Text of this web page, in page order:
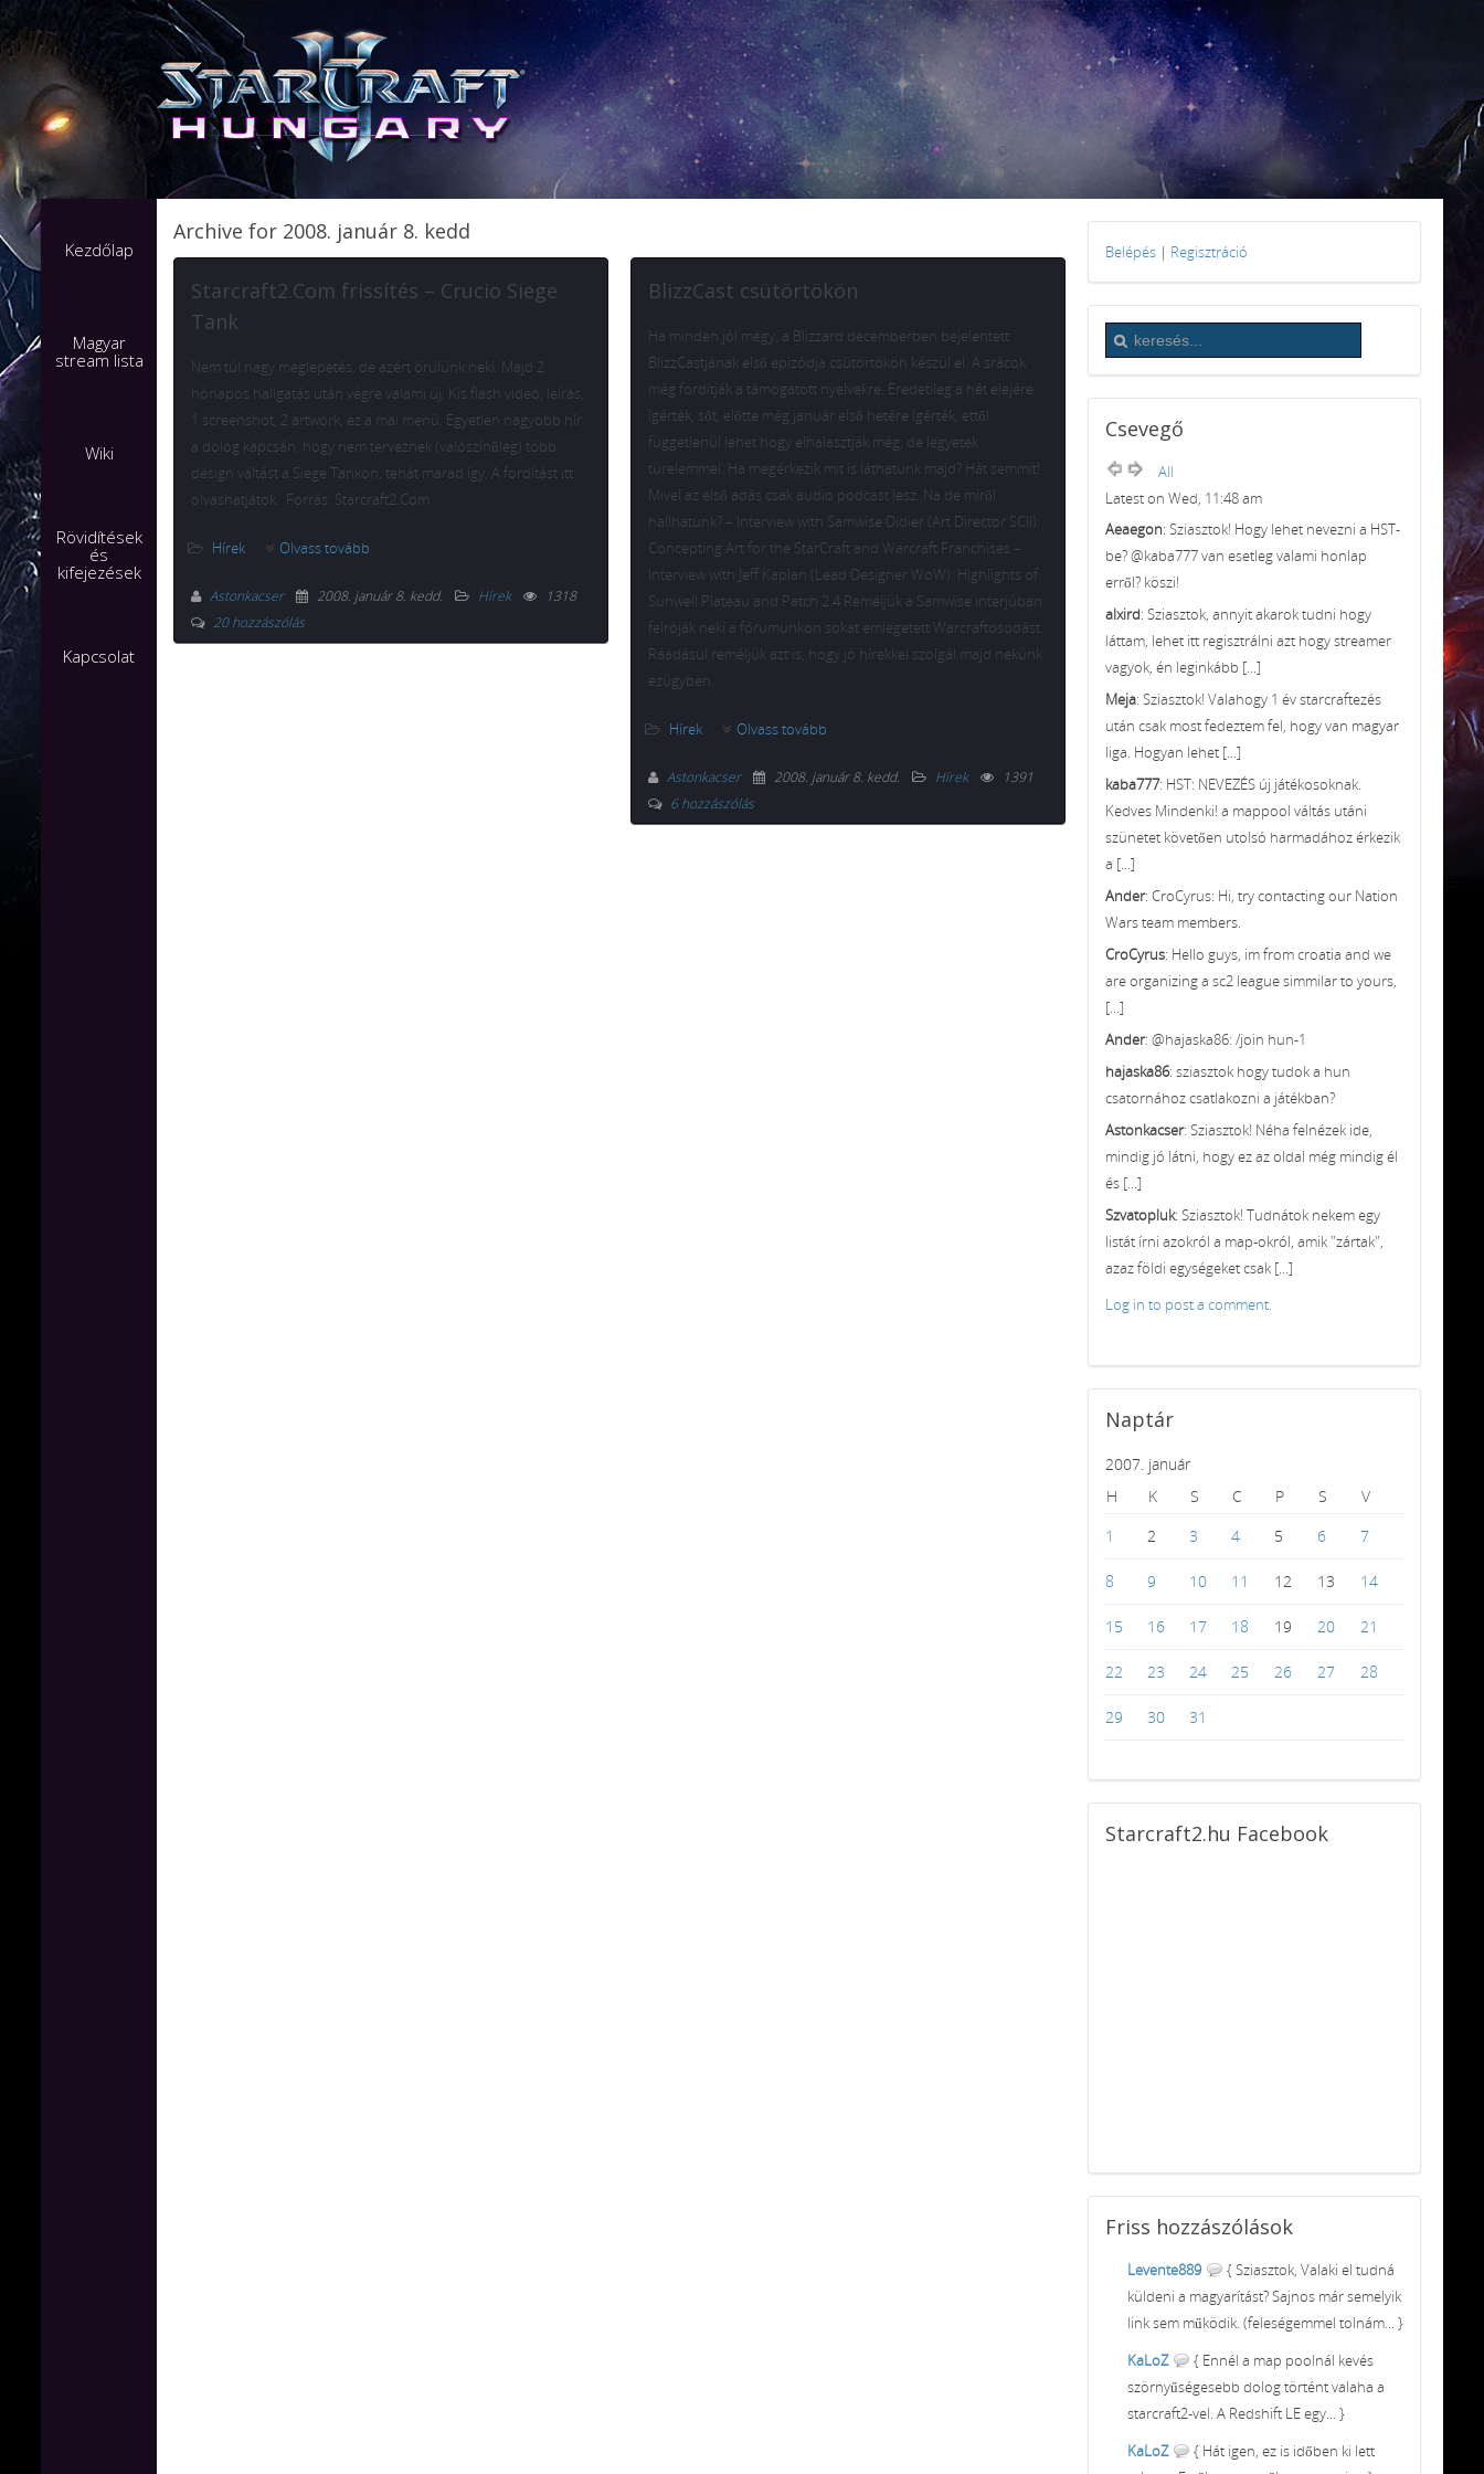
Kezdőlap
Magyar
stream lista
Wiki
Rövidítések
és
kifejezések
Kapcsolat
Archive for 2008. január 8. kedd
Starcraft2.Com frissítés – Crucio Siege
Tank
Nem túl nagy meglepetés, de azért örülünk neki. Majd 2
hónapos hallgatás után végre valami új. Kis flash videó, leírás,
1 screenshot, 2 artwork, ez a mai menü. Egyetlen nagyobb hír
a dolog kapcsán, hogy nem terveznek (valószínűleg) több
design váltást a Siege Tankon, tehát marad így. A fordítást itt
olvashatjátok. Forrás: Starcraft2.Com
Hírek Olvass tovább
Astonkacser 2008. január 8. kedd. Hírek
1318
20 hozzászólás
BlizzCast csütörtökön
Ha minden jól megy, a Blizzard decemberben bejelentett
BlizzCastjának első epizódja csütörtökön készül el. A srácok
még fordítják a támogatott nyelvekre. Eredetileg a hét elejére
ígérték, sőt, előtte még január első hetére ígérték, ettől
függetlenül lehet hogy elhalasztják még, de legyetek
türelemmel. Ha megérkezik mit is láthatunk majd? Hát semmit!
Mivel az első adás csak audio podcast lesz. Na de miről
hallhatunk? – Interview with Samwise Didier (Art Director SCII):
Concepting Art for the StarCraft and Warcraft Franchises –
Interview with Jeff Kaplan (Lead Designer WoW): Highlights of
Sunwell Plateau and Patch 2.4 Reméljük a Samwise interjúban
felróják neki a fórumunkon sokat emlegetett Warcraftosodást.
Ráadásul reméljük azt is, hogy jó hírekkel szolgál majd nekünk
ezügyben.
Hírek Olvass tovább
Astonkacser 2008. január 8. kedd. Hírek
1391
6 hozzászólás
Belépés | Regisztráció
Csevegő
All
Latest on Wed, 11:48 am
Aeaegon: Sziasztok! Hogy lehet nevezni a HST-
be? @kaba777 van esetleg valami honlap
erről? köszi!
alxird: Sziasztok, annyit akarok tudni hogy
láttam, lehet itt regisztrálni azt hogy streamer
vagyok, én leginkább [...]
Meja: Sziasztok! Valahogy 1 év starcraftezés
után csak most fedeztem fel, hogy van magyar
liga. Hogyan lehet [...]
kaba777: HST: NEVEZÉS új játékosoknak.
Kedves Mindenki! a mappool váltás utáni
szünetet követően utolsó harmadához érkezik
a [...]
Ander: CroCyrus: Hi, try contacting our Nation
Wars team members.
CroCyrus: Hello guys, im from croatia and we
are organizing a sc2 league simmilar to yours,
[...]
Ander: @hajaska86: /join hun-1
hajaska86: sziasztok hogy tudok a hun
csatornához csatlakozni a játékban?
Astonkacser: Sziasztok! Néha felnézek ide,
mindig jó látni, hogy ez az oldal még mindig él
és [...]
Szvatopluk: Sziasztok! Tudnátok nekem egy
listát írni azokról a map-okról, amik "zártak",
azaz földi egységeket csak [...]
Log in to post a comment.
Naptár
2007. január
H
K S C P S
V
1
2 3 4 5 6 7
8 9 10 11 12 13 14
15 16 17 18 19 20 21
22 23 24 25 26 27 28
29 30 31
Starcraft2.hu Facebook
Friss hozzászólások
Levente889
{ Sziasztok, Valaki el tudná
küldeni a magyarítást? Sajnos már semelyik
link sem működik. (feleségemmel tolnám... }
KaLoZ
{ Ennél a map poolnál kevés
szörnyűségesebb dolog történt valaha a
starcraft2-vel. A Redshift LE egy... }
KaLoZ
{ Hát igen, ez is időben ki lett